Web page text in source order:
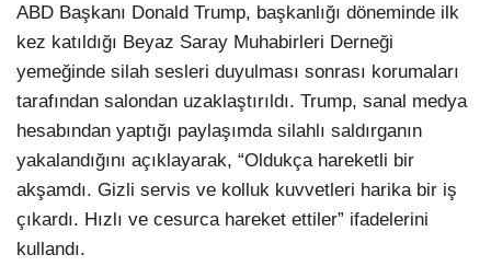
ABD Başkanı Donald Trump, başkanlığı döneminde ilk
kez katıldığı Beyaz Saray Muhabirleri Derneği
yemeğinde silah sesleri duyulması sonrası korumaları
tarafından salondan uzaklaştırıldı. Trump, sanal medya
hesabından yaptığı paylaşımda silahlı saldırganın
yakalandığını açıklayarak, “Oldukça hareketli bir
akşamdı. Gizli servis ve kolluk kuvvetleri harika bir iş
çıkardı. Hızlı ve cesurca hareket ettiler” ifadelerini
kullandı.